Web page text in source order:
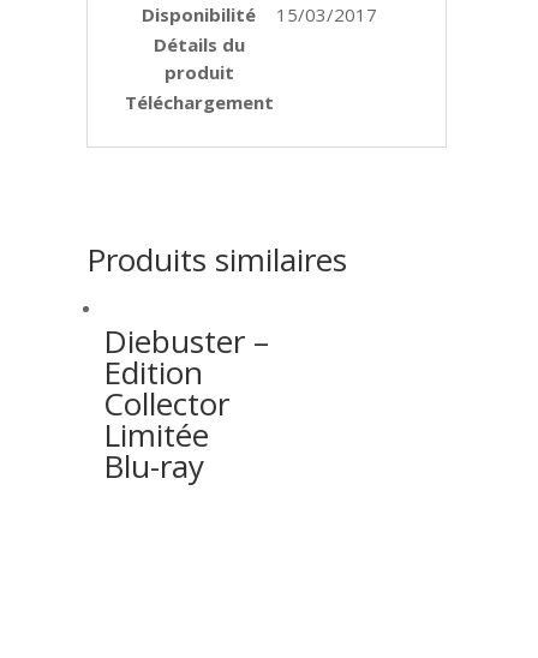
Disponibilité
15/03/2017
Détails du
produit
Téléchargement
Produits similaires
Diebuster –
Edition
Collector
Limitée
Blu-ray